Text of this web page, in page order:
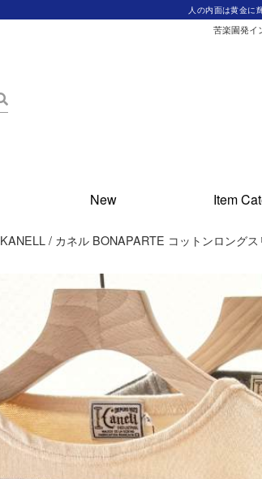
人の内面は黄金に
苦楽園発イ
New Item
KANELL / カネル BONAPARTE コットンロング